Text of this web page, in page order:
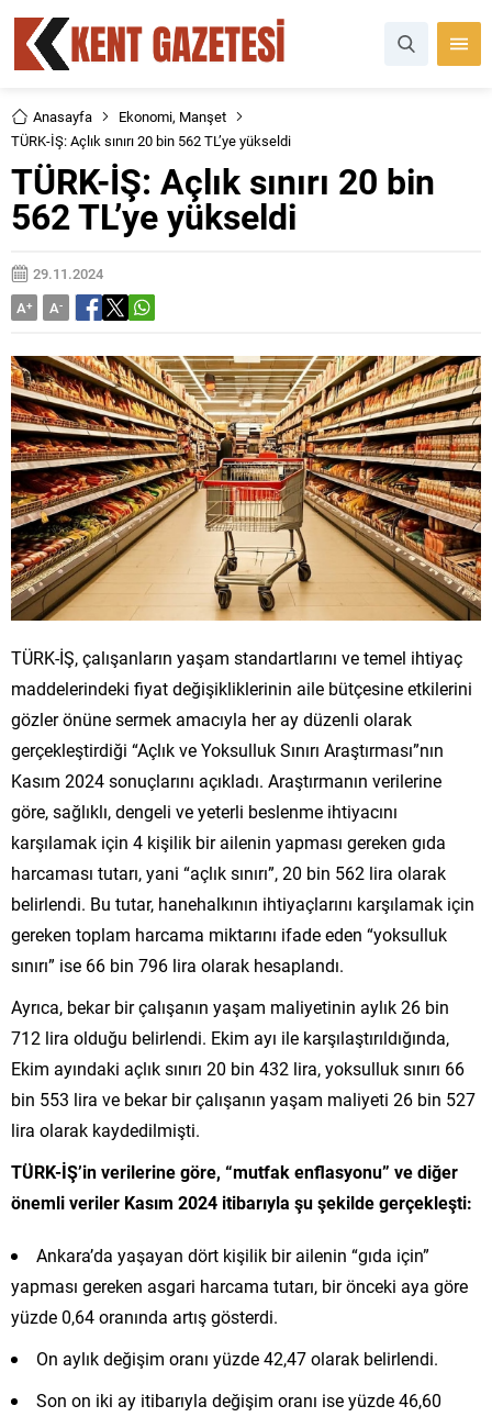
Anasayfa Ekonomi, Manşet
TÜRK-İŞ: Açlık sınırı 20 bin 562 TL’ye yükseldi
TÜRK-İŞ: Açlık sınırı 20 bin
562 TL’ye yükseldi
29.11.2024
A+ A-
TÜRK-İŞ, çalışanların yaşam standartlarını ve temel ihtiyaç
maddelerindeki fiyat değişikliklerinin aile bütçesine etkilerini
gözler önüne sermek amacıyla her ay düzenli olarak
gerçekleştirdiği “Açlık ve Yoksulluk Sınırı Araştırması”nın
Kasım 2024 sonuçlarını açıkladı. Araştırmanın verilerine
göre, sağlıklı, dengeli ve yeterli beslenme ihtiyacını
karşılamak için 4 kişilik bir ailenin yapması gereken gıda
harcaması tutarı, yani “açlık sınırı”, 20 bin 562 lira olarak
belirlendi. Bu tutar, hanehalkının ihtiyaçlarını karşılamak için
gereken toplam harcama miktarını ifade eden “yoksulluk
sınırı” ise 66 bin 796 lira olarak hesaplandı.
Ayrıca, bekar bir çalışanın yaşam maliyetinin aylık 26 bin
712 lira olduğu belirlendi. Ekim ayı ile karşılaştırıldığında,
Ekim ayındaki açlık sınırı 20 bin 432 lira, yoksulluk sınırı 66
bin 553 lira ve bekar bir çalışanın yaşam maliyeti 26 bin 527
lira olarak kaydedilmişti.
TÜRK-İŞ’in verilerine göre, “mutfak enflasyonu” ve diğer
önemli veriler Kasım 2024 itibarıyla şu şekilde gerçekleşti:
Ankara’da yaşayan dört kişilik bir ailenin “gıda için”
yapması gereken asgari harcama tutarı, bir önceki aya göre
yüzde 0,64 oranında artış gösterdi.
On aylık değişim oranı yüzde 42,47 olarak belirlendi.
Son on iki ay itibarıyla değişim oranı ise yüzde 46,60